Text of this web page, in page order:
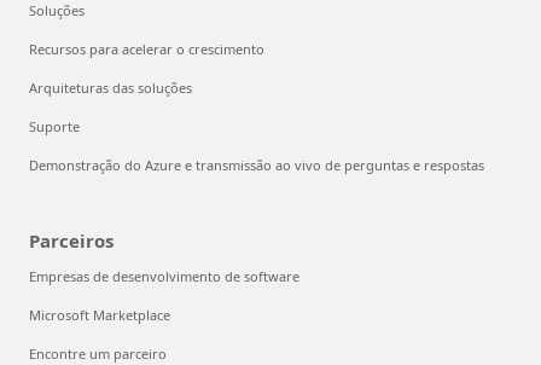
Soluções
Recursos para acelerar o crescimento
Arquiteturas das soluções
Suporte
Demonstração do Azure e transmissão ao vivo de perguntas e respostas
Parceiros
Empresas de desenvolvimento de software
Microsoft Marketplace
Encontre um parceiro